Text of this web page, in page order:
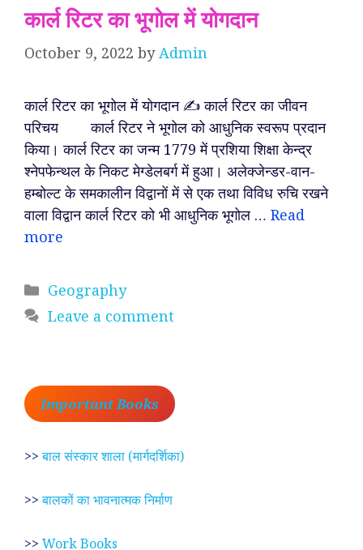
कार्ल रिटर का भूगोल में योगदान
October 9, 2022 byAdmin
कार्ल रिटर का भूगोल में योगदान ✍️ कार्ल रिटर का जीवन
परिचय कार्ल रिटर ने भूगोल को आधुनिक स्वरूप प्रदान
किया। कार्ल रिटर का जन्म 1779 में प्रशिया शिक्षा केन्द्र
श्नेपफेन्थल के निकट मेग्डेलबर्ग में हुआ। अलेक्जेन्डर-वान-
हम्बोल्ट के समकालीन विद्वानों में से एक तथा विविध रुचि रखने
वाला विद्वान कार्ल रिटर को भी आधुनिक भूगोल … Read
more
Categories
Geography
Leave a comment
Important Books
>>बाल संस्कार शाला (मार्गदर्शिका)
>>बालकों का भावनात्मक निर्माण
>> Work Books